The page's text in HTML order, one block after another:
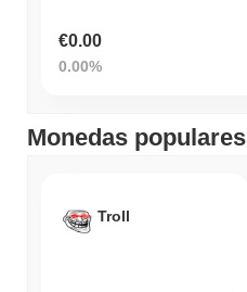
€0.00
0.00%
Monedas populares
Troll